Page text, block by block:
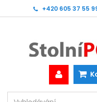
+420 605 37 55